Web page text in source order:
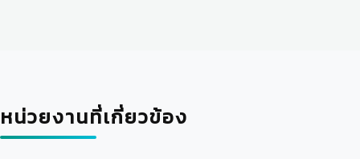
หน่วยงานที่เกี่ยวข้อง